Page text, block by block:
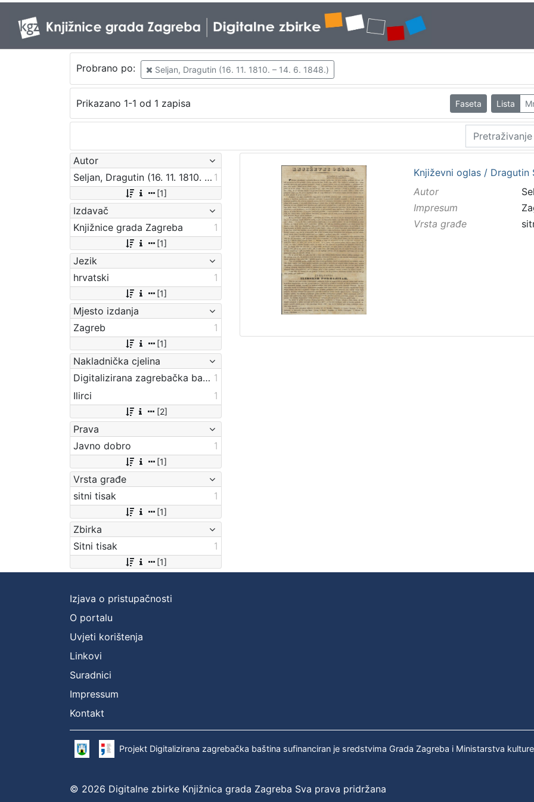
Probrano po: Seljan, Dragutin (16. 11. 1810. – 14. 6. 1848.)
Prikazano 1-1 od 1 zapisa Faseta Lista
Autor
Seljan, Dragutin (16. 11. 1810. – 14. 6. 1848.) 1
[1]
Izdavač
Knjižnice grada Zagreba
1
[1]
Jezik
hrvatski
1
[1]
Mjesto izdanja
Zagreb
1
[1]
Nakladnička cjelina
Digitalizirana zagrebačka baština 1
Ilirci
1
[2]
Prava
Javno dobro
1
[1]
Vrsta građe
sitni tisak
1
[1]
Zbirka
Sitni tisak
1
[1]
Književni oglas / Dragutin
Autor
Impresum
Vrsta građe
Izjava o pristupačnosti
O portalu
Uvjeti korištenja
Linkovi
Suradnici
Impressum
Kontakt
Projekt Digitalizirana zagrebačka baština sufinanciran je sredstvima Grada Zagreba i Ministarstva
© 2026 Digitalne zbirke Knjižnica grada Zagreba Sva prava pridržana